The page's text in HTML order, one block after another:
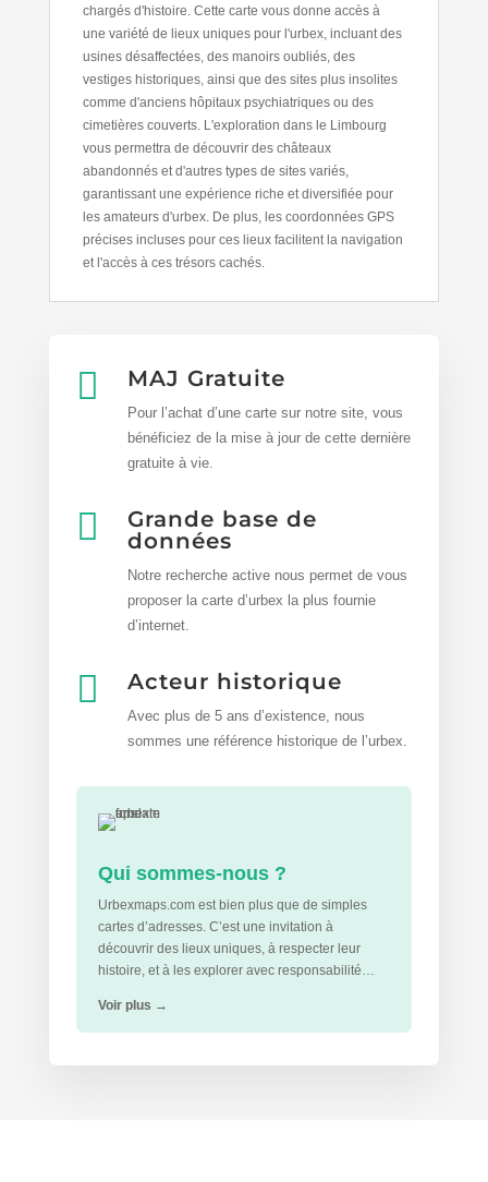
chargés d'histoire. Cette carte vous donne accès à
une variété de lieux uniques pour l'urbex, incluant des
usines désaffectées, des manoirs oubliés, des
vestiges historiques, ainsi que des sites plus insolites
comme d'anciens hôpitaux psychiatriques ou des
cimetières couverts. L'exploration dans le Limbourg
vous permettra de découvrir des châteaux
abandonnés et d'autres types de sites variés,
garantissant une expérience riche et diversifiée pour
les amateurs d'urbex. De plus, les coordonnées GPS
précises incluses pour ces lieux facilitent la navigation
et l'accès à ces trésors cachés.
 MAJ Gratuite
Pour l’achat d’une carte sur notre site, vous
bénéficiez de la mise à jour de cette dernière
gratuite à vie.

Grande base de
données
Notre recherche active nous permet de vous
proposer la carte d’urbex la plus fournie
d’internet.
 Acteur historique
Avec plus de 5 ans d’existence, nous
sommes une référence historique de l’urbex.
Qui sommes-nous ?
Urbexmaps.com est bien plus que de simples
cartes d’adresses. C’est une invitation à
découvrir des lieux uniques, à respecter leur
histoire, et à les explorer avec responsabilité…
Voir plus →